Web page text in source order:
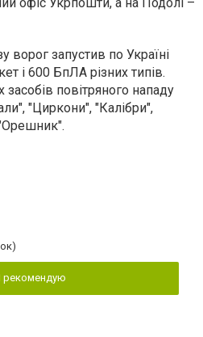
ворог запустив по Україні
і 600 БпЛА різних типів.
повітряного нападу
"Циркони", "Калібри",
рекомендую